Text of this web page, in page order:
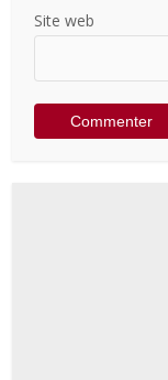
Site web